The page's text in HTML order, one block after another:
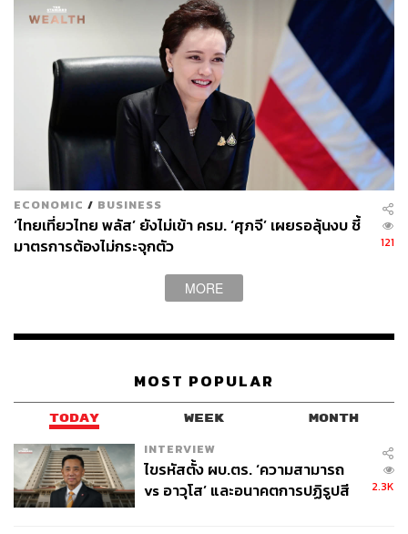
คมปทิต คงศักดิ์ศรีสกุล
บรรณาธิการข่าวต่างประเทศ สำนักข่าว THE
STANDARD
ECONOMIC / BUSINESS
‘ไทยเที่ยวไทย พลัส’ ยังไม่เข้า ครม. ‘ศุภจี’ เผยรอลุ้นงบ ชี้
มาตรการต้องไม่กระจุกตัว
121
MORE
MOST POPULAR
TODAY WEEK MONTH
INTERVIEW
ไขรหัสตั้ง ผบ.ตร. ‘ความสามารถ
vs อาวุโส’ และอนาคตการปฏิรูปสี
2.3K